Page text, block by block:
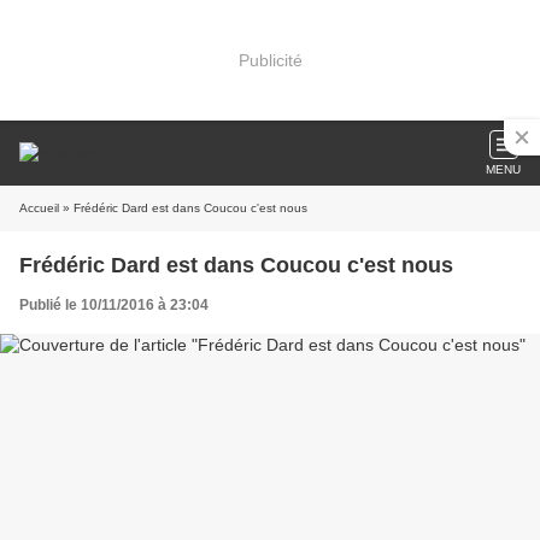
Publicité
MENU
Accueil » Frédéric Dard est dans Coucou c'est nous
Frédéric Dard est dans Coucou c'est nous
Publié le 10/11/2016 à 23:04